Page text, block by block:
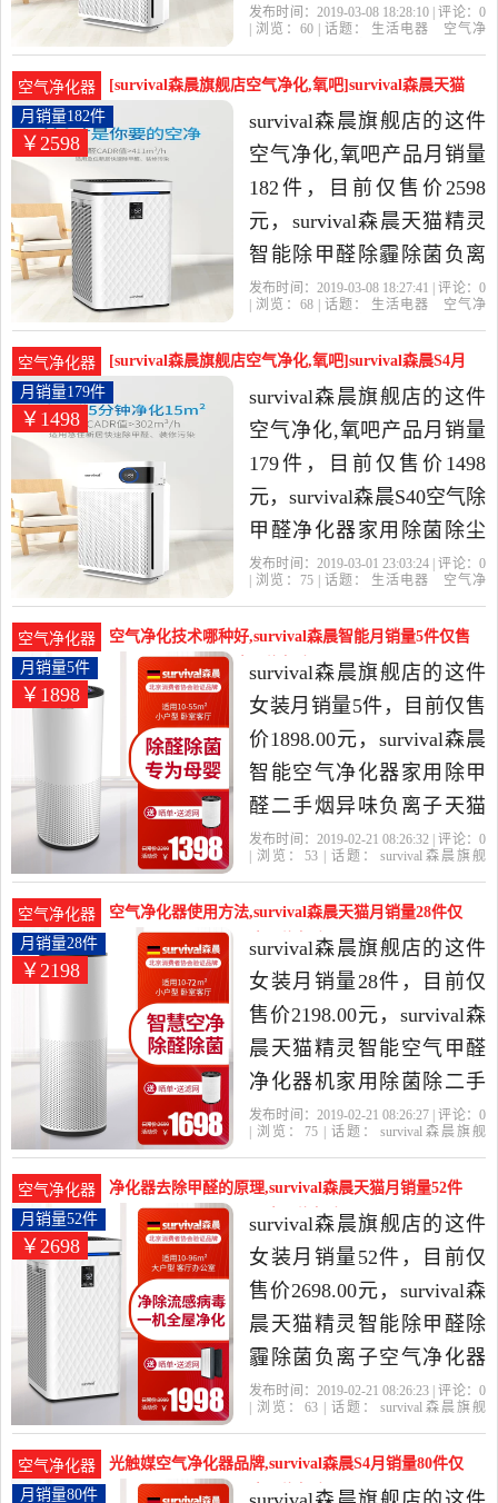
除雾霾净化二手烟是2019
生活电器当中性价比很高
的空气净化,氧吧，由广东
广州发货。
发布时间：2019-03-08 18:28:10 | 评论： 0
| 浏览： 60| 话题： 生活电器
空气净
空气净化器
[survival森晨旗舰店空气净化,氧吧]survival森晨天猫
￥2598
月销量182件
survival森晨旗舰店的这件
空气净化,氧吧产品月销量
182件，目前仅售价2598
元，survival森晨天猫精灵
智能除甲醛除霾除菌负离
子空气净化器家用是2019
生活电器当中性价比很高
的空气净化,氧吧，由广东
广州发货。
发布时间：2019-03-08 18:27:41 | 评论： 0
| 浏览： 68| 话题： 生活电器
空气净
空气净化器
[survival森晨旗舰店空气净化,氧吧]survival森晨S4月
￥1498
月销量179件
survival森晨旗舰店的这件
空气净化,氧吧产品月销量
179件，目前仅售价1498
元，survival森晨S40空气除
甲醛净化器家用除菌除尘
除雾霾净化二手烟是2019
生活电器当中性价比很高
的空气净化,氧吧，由广东
广州发货。
发布时间：2019-03-01 23:03:24 | 评论： 0
| 浏览： 75| 话题： 生活电器
空气净
空气净化器
空气净化技术哪种好,survival森晨智能月销量5件仅售
1898.00元(survival森晨旗舰店)
￥1898
月销量5件
survival森晨旗舰店的这件
女装月销量5件，目前仅售
价1898.00元，survival森晨
智能空气净化器家用除甲
醛二手烟异味负离子天猫
精灵是2019年survival森晨
搭配空气净化技术哪种
好，包括小时,负离子,滤
网，产品名称：survival/森
晨KJ460F-S...品牌:survival/
森晨型号:KJ460F-S46功能:
除VOC除颗粒物除甲醛除
烟除尘
发布时间：2019-02-21 08:26:32 | 评论： 0
| 浏览： 53| 话题：
survival森晨旗舰
空气净化器
空气净化器使用方法,survival森晨天猫月销量28件仅
售2198.00元(survival森晨旗舰店)
￥2198
月销量28件
survival森晨旗舰店的这件
女装月销量28件，目前仅
售价2198.00元，survival森
晨天猫精灵智能空气甲醛
净化器机家用除菌除二手
烟雾霾是2019年survival森
饰搭配空气净化器使用方
法，包括小时,负离子,滤
网，产品名称：survival/森
晨KJ600F-S...品牌:survival/
森晨型号:KJ600F-S60功能:
定时除VOC除颗粒物除甲
醛除烟
发布时间：2019-02-21 08:26:27 | 评论： 0
| 浏览： 75| 话题：
survival森晨旗舰
空气净化器
净化器去除甲醛的原理,survival森晨天猫月销量52件
仅售2698.00元(survival森晨旗舰店)
￥2698
月销量52件
survival森晨旗舰店的这件
女装月销量52件，目前仅
售价2698.00元，survival森
晨天猫精灵智能除甲醛除
霾除菌负离子空气净化器
家用是2019年survival森晨
搭配净化器去除甲醛的原
理，包括小时,负离子,风
发布时间：2019-02-21 08:26:23 | 评论： 0
| 浏览： 63| 话题：
survival森晨旗舰
空气净化器
光触媒空气净化器品牌,survival森晨S4月销量80件仅
售1498.00元(survival森晨旗舰店)
月销量80件